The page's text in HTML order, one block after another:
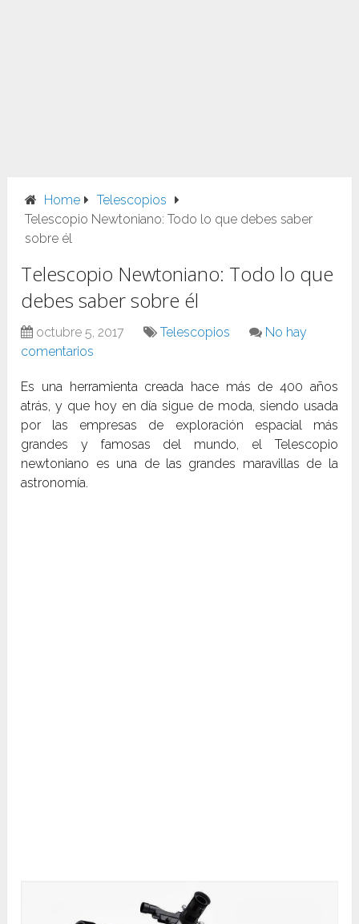
Home
Telescopios
Telescopio Newtoniano: Todo lo que debes saber
sobre él
Telescopio Newtoniano: Todo lo que
debes saber sobre él
octubre 5, 2017 Telescopios
No hay
comentarios
Es una herramienta creada hace más de 400 años
atrás, y que hoy en día sigue de moda, siendo usada
por las empresas de exploración espacial más
grandes y famosas del mundo, el Telescopio
newtoniano es una de las grandes maravillas de la
astronomía.